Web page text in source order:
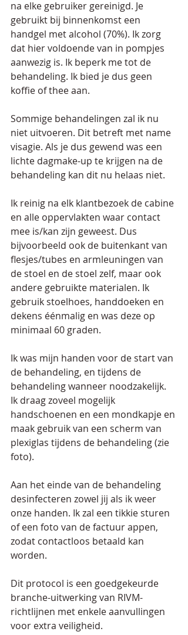
na elke gebruiker gereinigd. Je
gebruikt bij binnenkomst een
handgel met alcohol (70%). Ik zorg
dat hier voldoende van in pompjes
aanwezig is. Ik beperk me tot de
behandeling. Ik bied je dus geen
koffie of thee aan.
Sommige behandelingen zal ik nu
niet uitvoeren. Dit betreft met name
visagie. Als je dus gewend was een
lichte dagmake-up te krijgen na de
behandeling kan dit nu helaas niet.
Ik reinig na elk klantbezoek de cabine
en alle oppervlakten waar contact
mee is/kan zijn geweest. Dus
bijvoorbeeld ook de buitenkant van
flesjes/tubes en armleuningen van
de stoel en de stoel zelf, maar ook
andere gebruikte materialen. Ik
gebruik stoelhoes, handdoeken en
dekens éénmalig en was deze op
minimaal 60 graden.
Ik was mijn handen voor de start van
de behandeling, en tijdens de
behandeling wanneer noodzakelijk.
Ik draag zoveel mogelijk
handschoenen en een mondkapje en
maak gebruik van een scherm van
plexiglas tijdens de behandeling (zie
foto).
Aan het einde van de behandeling
desinfecteren zowel jij als ik weer
onze handen. Ik zal een tikkie sturen
of een foto van de factuur appen,
zodat contactloos betaald kan
worden.
Dit protocol is een goedgekeurde
branche-uitwerking van RIVM-
richtlijnen met enkele aanvullingen
voor extra veiligheid.